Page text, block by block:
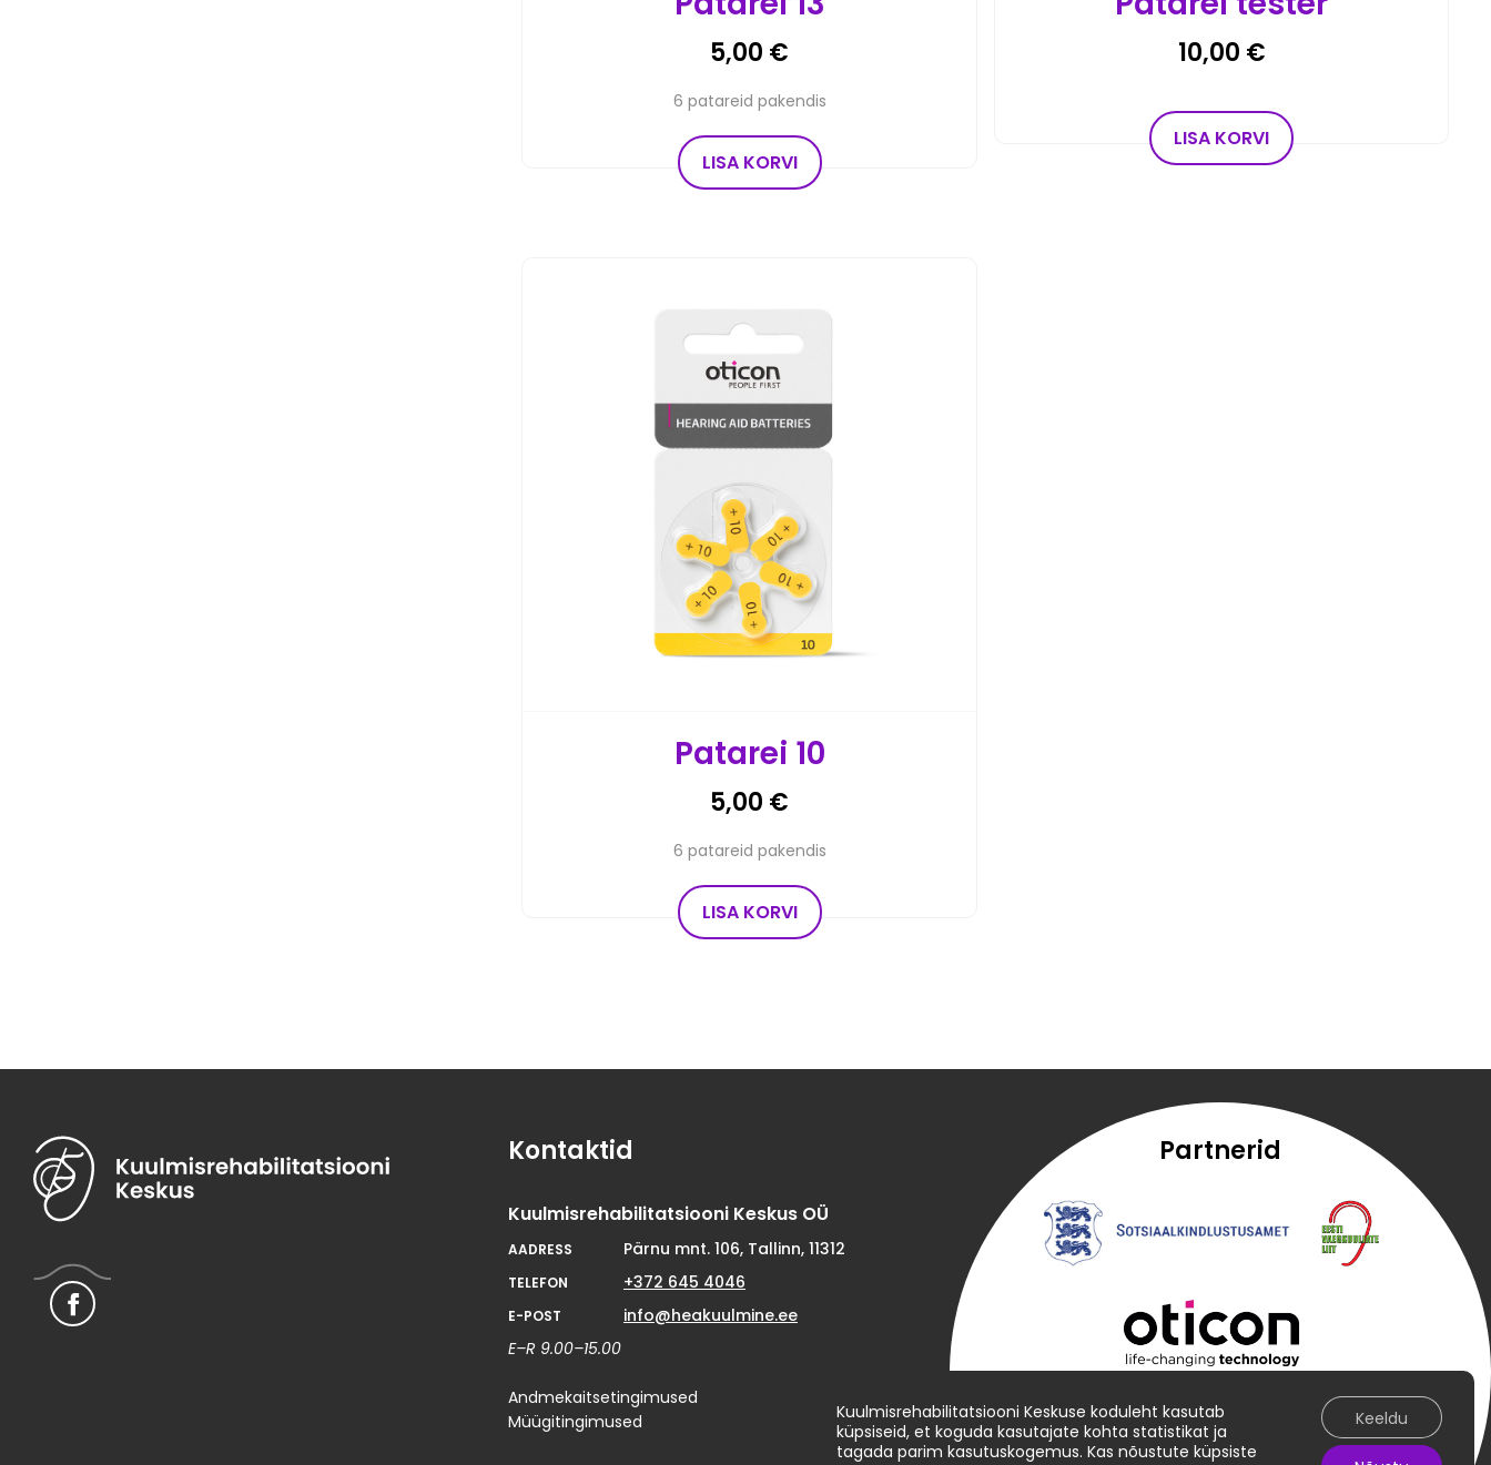
5,00 €
6 patareid pakendis
LISA KORVI
10,00 €
LISA KORVI
Patarei 10
5,00 €
6 patareid pakendis
LISA KORVI
Kontaktid
Kuulmisrehabilitatsiooni Keskus OÜ
AADRESS Pärnu mnt. 106, Tallinn, 11312
TELEFON +372 645 4046
E-POST
info@heakuulmine.ee
E–R 9.00–15.00
Andmekaitsetingimused
Müügitingimused
Partnerid
Kuulmisrehabilitatsiooni Keskuse koduleht kasutab
küpsiseid, et koguda kasutajate kohta statistikat ja
tagada parim kasutuskogemus. Kas nõustute küpsiste
Keeldu